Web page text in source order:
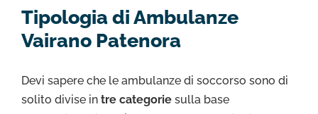
Tipologia di Ambulanze
Vairano Patenora
Devi sapere che le ambulanze di soccorso sono di
solito divise in tre categorie sulla base